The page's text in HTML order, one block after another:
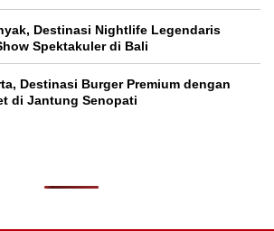
Destinasi Nightlife Legendaris
Spektakuler di Bali
Destinasi Burger Premium dengan
di Jantung Senopati